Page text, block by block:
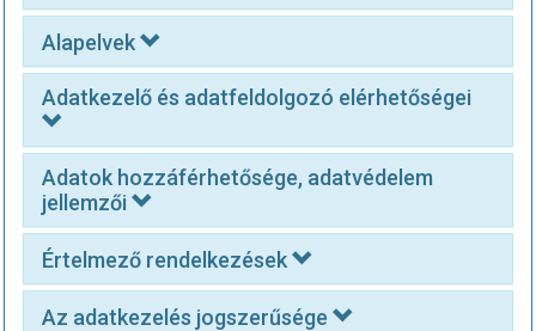
Alapelvek
Adatkezelő és adatfeldolgozó elérhetőségei
Adatok hozzáférhetősége, adatvédelem
jellemzői
Értelmező rendelkezések
Az adatkezelés jogszerűsége